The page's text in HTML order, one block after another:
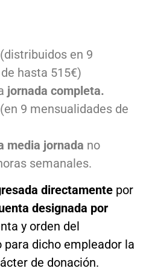
en 9
hasta 515€)
jornada completa.
9 mensualidades de
media jornada no
semanales.
directamente por
designada por
y orden del
para dicho empleador la
de donación.